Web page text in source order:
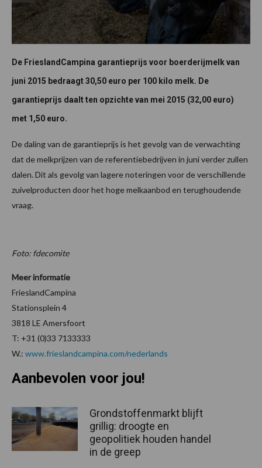
De FrieslandCampina garantieprijs voor boerderijmelk van
juni 2015 bedraagt 30,50 euro per 100 kilo melk. De
garantieprijs daalt ten opzichte van mei 2015 (32,00 euro)
met 1,50 euro.
De daling van de garantieprijs is het gevolg van de verwachting
dat de melkprijzen van de referentiebedrijven in juni verder zullen
dalen. Dit als gevolg van lagere noteringen voor de verschillende
zuivelproducten door het hoge melkaanbod en terughoudende
vraag.
Foto: fdecomite
Meer informatie
FrieslandCampina
Stationsplein 4
3818 LE Amersfoort
T: +31 (0)33 7133333
W.: www.frieslandcampina.com/nederlands
Aanbevolen voor jou!
Grondstoffenmarkt blijft
grillig: droogte en
geopolitiek houden handel
in de greep